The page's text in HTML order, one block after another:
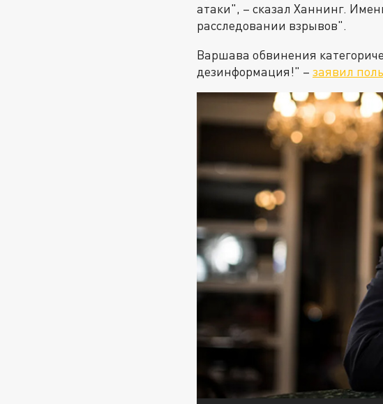
атаки", – сказал Ханнинг.
расследовании взрывов".
Варшава обвинения
дезинформация!" – заявил